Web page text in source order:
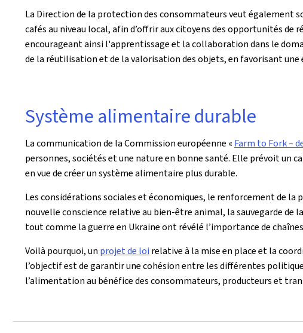
La Direction de la protection des consommateurs veut
cafés au niveau local, afin d’offrir aux citoyens des opportunités de
encourageant ainsi l'apprentissage et la collaboration dans le
de la réutilisation et de la valorisation des objets, en favorisant une
Système alimentaire durable
La communication de la Commission européenne « Farm to Fork –
personnes, sociétés et une nature en bonne santé. Elle prévoit un
en vue de créer un système alimentaire plus durable.
Les considérations sociales et économiques, le renforcement de la
nouvelle conscience relative au bien-être animal, la sauvegarde de
tout comme la guerre en Ukraine ont révélé l’importance de
Voilà pourquoi, un projet de loi relative à la mise en place et la
l’objectif est de garantir une cohésion entre les différentes
l’alimentation au bénéfice des consommateurs, producteurs et